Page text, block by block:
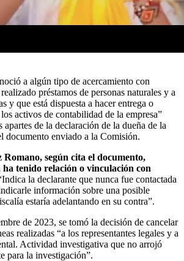
a algún tipo de acercamiento con
préstamos de personas naturales y a
y que está dispuesta a hacer entrega o
activos de contabilidad de la empresa”
apartes de la declaración de la dueña de la
documento enviado a la Comisión.
según cita el documento,
tenido relación o vinculación con
la declarante que nunca fue contactada
información sobre una posible
estaría adelantando en su contra”.
de 2023, se tomó la decisión de cancelar
realizadas “a los representantes legales y a
Actividad investigativa que no arrojó
para la investigación”.